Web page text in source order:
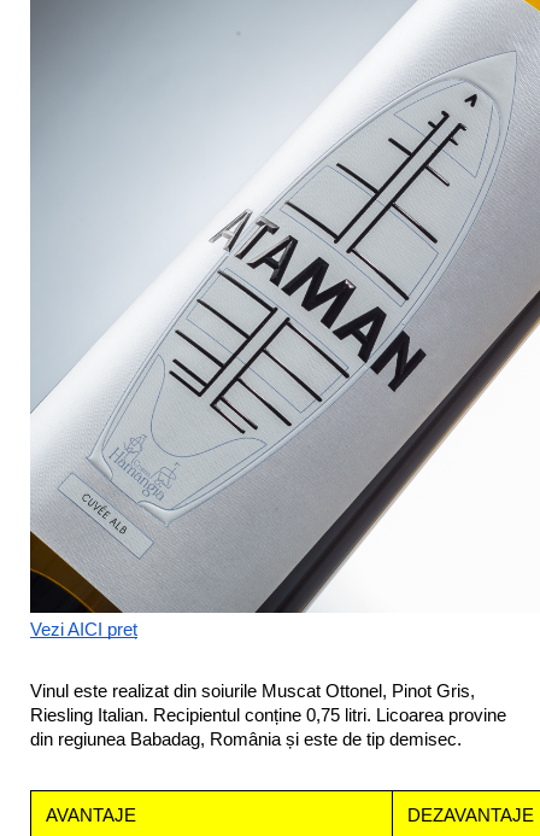
Vezi AICI preț
Vinul este realizat din soiurile Muscat Ottonel, Pinot Gris,
Riesling Italian. Recipientul conține 0,75 litri. Licoarea provine
din regiunea Babadag, România și este de tip demisec.
AVANTAJE DEZAVANTAJE